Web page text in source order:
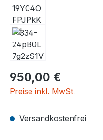
950,00 €
Preise inkl. MwSt.
Versandkostenfrei